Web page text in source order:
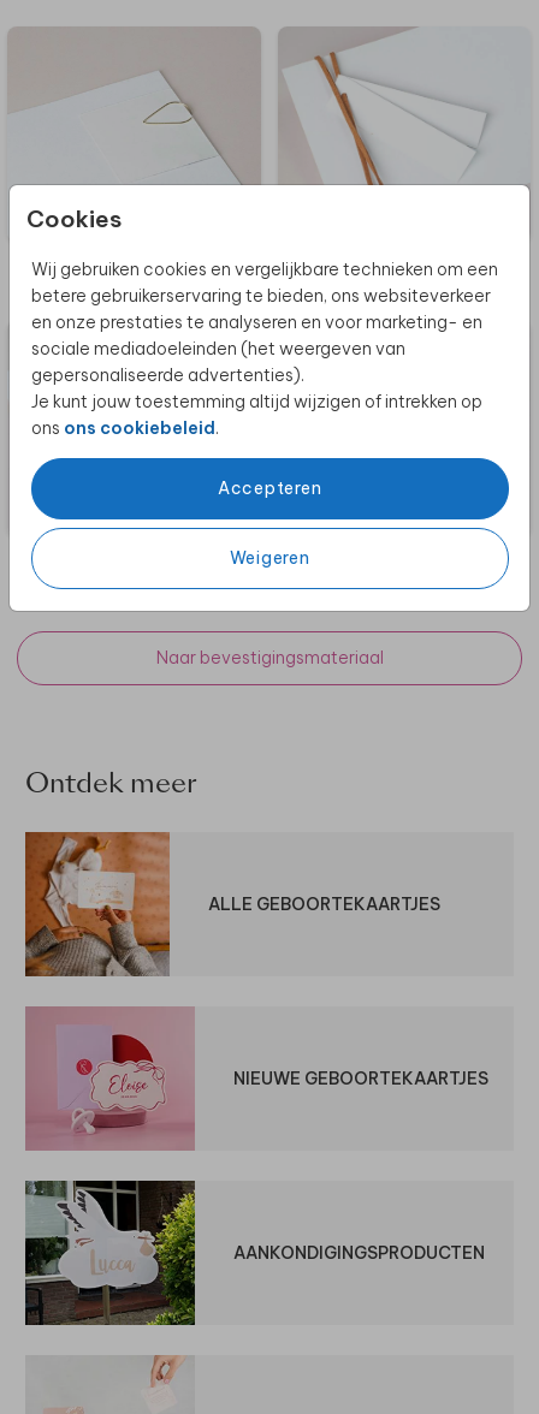
Cookies
Wij gebruiken cookies en vergelijkbare technieken om een
betere gebruikerservaring te bieden, ons websiteverkeer
en onze prestaties te analyseren en voor marketing- en
sociale mediadoeleinden (het weergeven van
gepersonaliseerde advertenties).
Je kunt jouw toestemming altijd wijzigen of intrekken op
ons ons cookiebeleid.
Accepteren
Weigeren
PAPERCLIPS SUEDE KOORD
LINT STRIKJES
Naar bevestigingsmateriaal
Ontdek meer
ALLE GEBOORTEKAARTJES
NIEUWE GEBOORTEKAARTJES
AANKONDIGINGSPRODUCTEN